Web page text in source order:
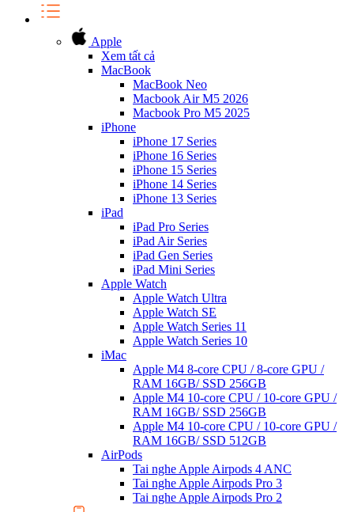
Apple
Xem tất cả
MacBook
MacBook Neo
Macbook Air M5 2026
Macbook Pro M5 2025
iPhone
iPhone 17 Series
iPhone 16 Series
iPhone 15 Series
iPhone 14 Series
iPhone 13 Series
iPad
iPad Pro Series
iPad Air Series
iPad Gen Series
iPad Mini Series
Apple Watch
Apple Watch Ultra
Apple Watch SE
Apple Watch Series 11
Apple Watch Series 10
iMac
Apple M4 8-core CPU / 8-core GPU /
RAM 16GB/ SSD 256GB
Apple M4 10-core CPU / 10-core GPU /
RAM 16GB/ SSD 256GB
Apple M4 10-core CPU / 10-core GPU /
RAM 16GB/ SSD 512GB
AirPods
Tai nghe Apple Airpods 4 ANC
Tai nghe Apple Airpods Pro 3
Tai nghe Apple Airpods Pro 2